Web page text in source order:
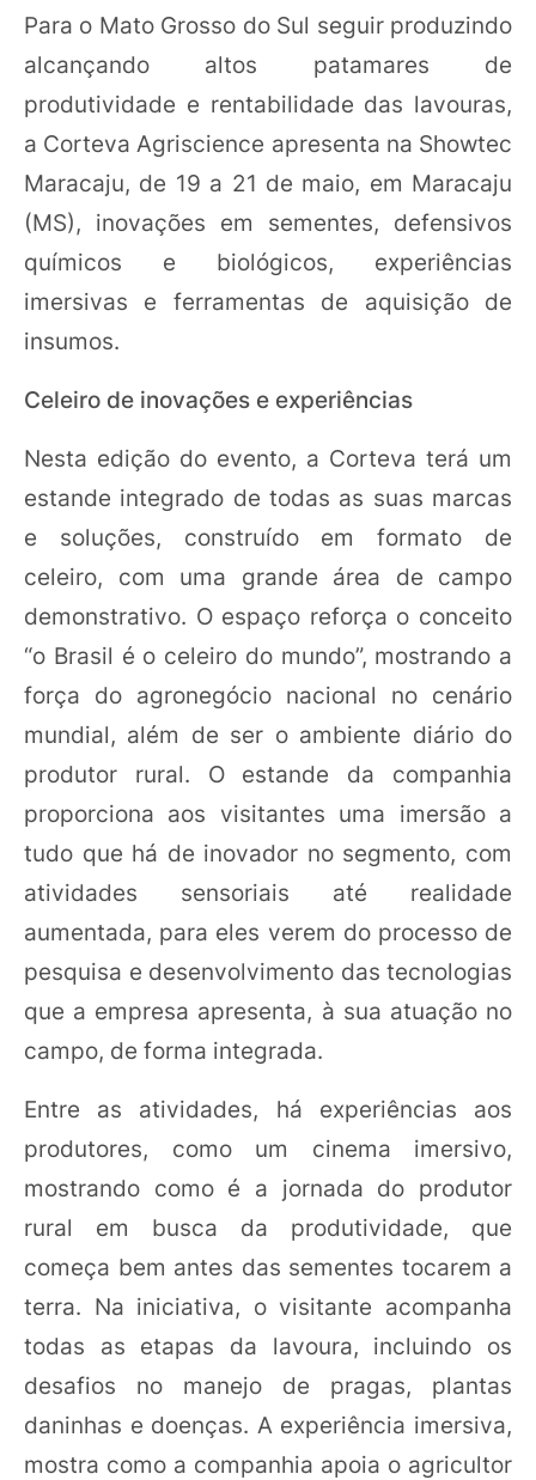
Para o Mato Grosso do Sul seguir produzindo
alcançando altos patamares de
produtividade e rentabilidade das lavouras,
a Corteva Agriscience apresenta na Showtec
Maracaju, de 19 a 21 de maio, em Maracaju
(MS), inovações em sementes, defensivos
químicos e biológicos, experiências
imersivas e ferramentas de aquisição de
insumos.
Celeiro de inovações e experiências
Nesta edição do evento, a Corteva terá um
estande integrado de todas as suas marcas
e soluções, construído em formato de
celeiro, com uma grande área de campo
demonstrativo. O espaço reforça o conceito
“o Brasil é o celeiro do mundo”, mostrando a
força do agronegócio nacional no cenário
mundial, além de ser o ambiente diário do
produtor rural. O estande da companhia
proporciona aos visitantes uma imersão a
tudo que há de inovador no segmento, com
atividades sensoriais até realidade
aumentada, para eles verem do processo de
pesquisa e desenvolvimento das tecnologias
que a empresa apresenta, à sua atuação no
campo, de forma integrada.
Entre as atividades, há experiências aos
produtores, como um cinema imersivo,
mostrando como é a jornada do produtor
rural em busca da produtividade, que
começa bem antes das sementes tocarem a
terra. Na iniciativa, o visitante acompanha
todas as etapas da lavoura, incluindo os
desafios no manejo de pragas, plantas
daninhas e doenças. A experiência imersiva,
mostra como a companhia apoia o agricultor